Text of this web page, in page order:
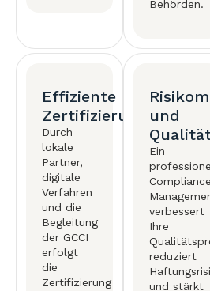
Behörden.
Effiziente
Durch
lokale
Partner,
digitale
Verfahren
und die
Begleitung
der GCCI
erfolgt
die
Zertifizierung
und
Ein
verbessert
Ihre
reduziert
und stärkt